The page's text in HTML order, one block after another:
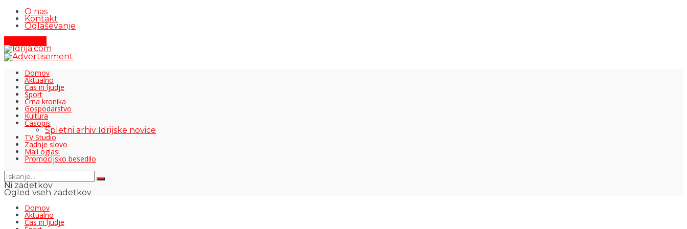
O nas
Kontakt
Oglaševanje
Domov
Aktualno
Čas in ljudje
Šport
Črna kronika
Gospodarstvo
Kultura
Časopis
Spletni arhiv Idrijske novice
TV Studio
Zadnje slovo
Mali oglasi
Promocijsko besedilo
Ni zadetkov
Ogled vseh zadetkov
Domov
Aktualno
Čas in ljudje